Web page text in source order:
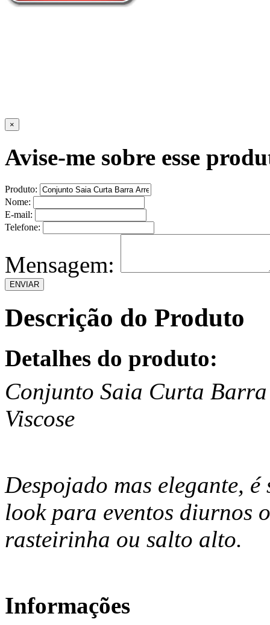
×
Avise-me sobre esse
Produto:
Nome:
E-mail:
Telefone:
Mensagem:
Descrição do Produto
Detalhes do produto:
Conjunto Saia Curta
Viscose
Despojado mas elegante,
look para eventos diurnos
rasteirinha ou salto alto.
Informações